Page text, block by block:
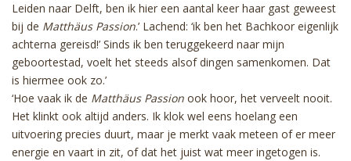
Leiden naar Delft, ben ik hier een aantal keer haar gast geweest
bij de Matthäus Passion.’ Lachend: ‘ik ben het Bachkoor eigenlijk
achterna gereisd!’ Sinds ik ben teruggekeerd naar mijn
geboortestad, voelt het steeds alsof dingen samenkomen. Dat
is hiermee ook zo.’
‘Hoe vaak ik de Matthäus Passion ook hoor, het verveelt nooit.
Het klinkt ook altijd anders. Ik klok wel eens hoelang een
uitvoering precies duurt, maar je merkt vaak meteen of er meer
energie en vaart in zit, of dat het juist wat meer ingetogen is.